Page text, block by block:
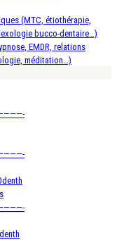
(MTC, étiothérapie,
bucco-dentaire…)
EMDR, relations
méditation…)